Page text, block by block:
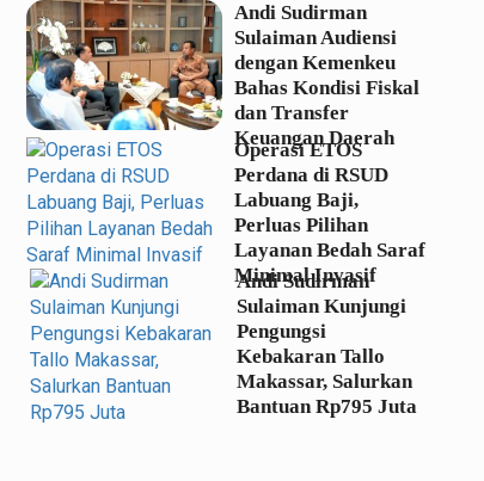
Andi Sudirman
Sulaiman Audiensi
dengan Kemenkeu
Bahas Kondisi Fiskal
dan Transfer
Keuangan Daerah
Operasi ETOS
Perdana di RSUD
Labuang Baji,
Perluas Pilihan
Layanan Bedah Saraf
Minimal Invasif
Andi Sudirman
Sulaiman Kunjungi
Pengungsi
Kebakaran Tallo
Makassar, Salurkan
Bantuan Rp795 Juta